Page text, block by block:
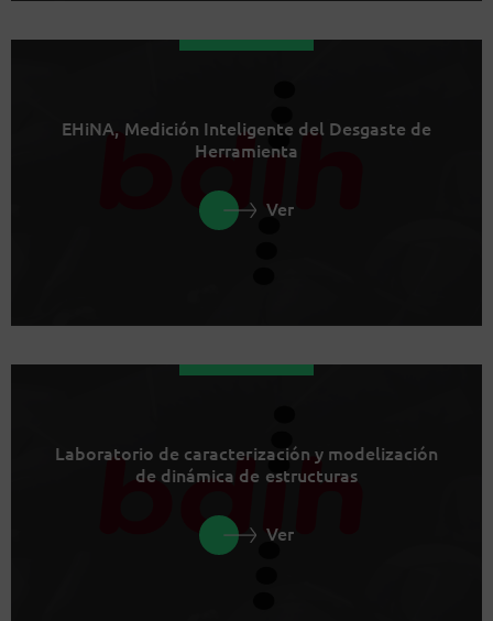
EHiNA, Medición Inteligente del Desgaste de
Herramienta
Ver
Laboratorio de caracterización y modelización
de dinámica de estructuras
Ver